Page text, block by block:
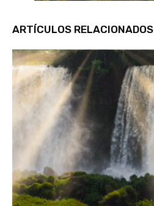
ARTÍCULOS RELACIONADOS